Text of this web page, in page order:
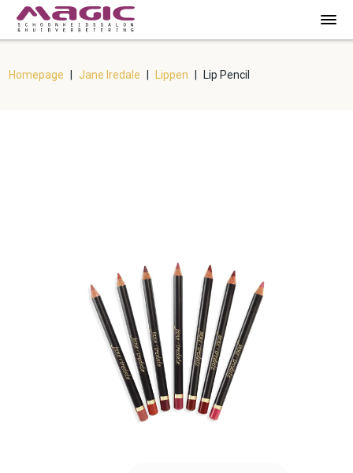
Homepage Jane Iredale Lippen Lip Pencil